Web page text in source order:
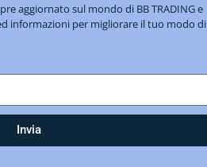
aggiornato sul mondo di BB TRADING e
informazioni per migliorare il tuo modo di
Invia